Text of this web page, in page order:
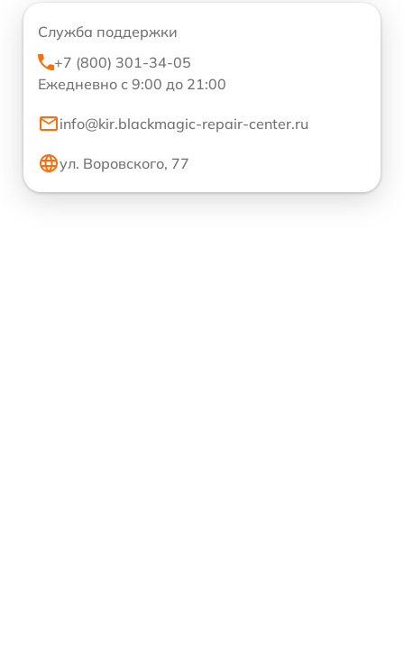
Служба поддержки
+7 (800) 301-34-05
Ежедневно с 9:00 до 21:00
info@kir.blackmagic-repair-center.ru
ул. Воровского, 77